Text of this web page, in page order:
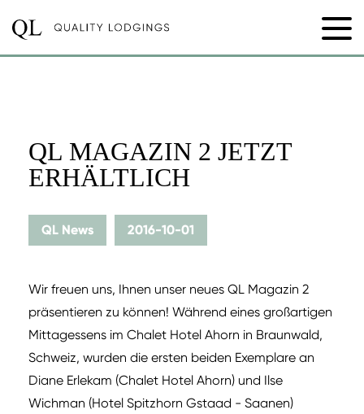
QL MAGAZIN 2 JETZT
ERHÄLTLICH
QL News 2016-10-01
Wir freuen uns, Ihnen unser neues QL Magazin 2
präsentieren zu können! Während eines großartigen
Mittagessens im Chalet Hotel Ahorn in Braunwald,
Schweiz, wurden die ersten beiden Exemplare an
Diane Erlekam (Chalet Hotel Ahorn) und Ilse
Wichman (Hotel Spitzhorn Gstaad - Saanen)